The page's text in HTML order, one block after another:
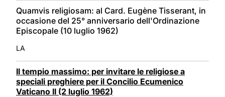
Quamvis religiosam: al Card. Eugène Tisserant, in
occasione del 25° anniversario dell'Ordinazione
Episcopale (10 luglio 1962)
LA
Il tempio massimo: per invitare le religiose a
speciali preghiere per il Concilio Ecumenico
Vaticano II (2 luglio 1962)